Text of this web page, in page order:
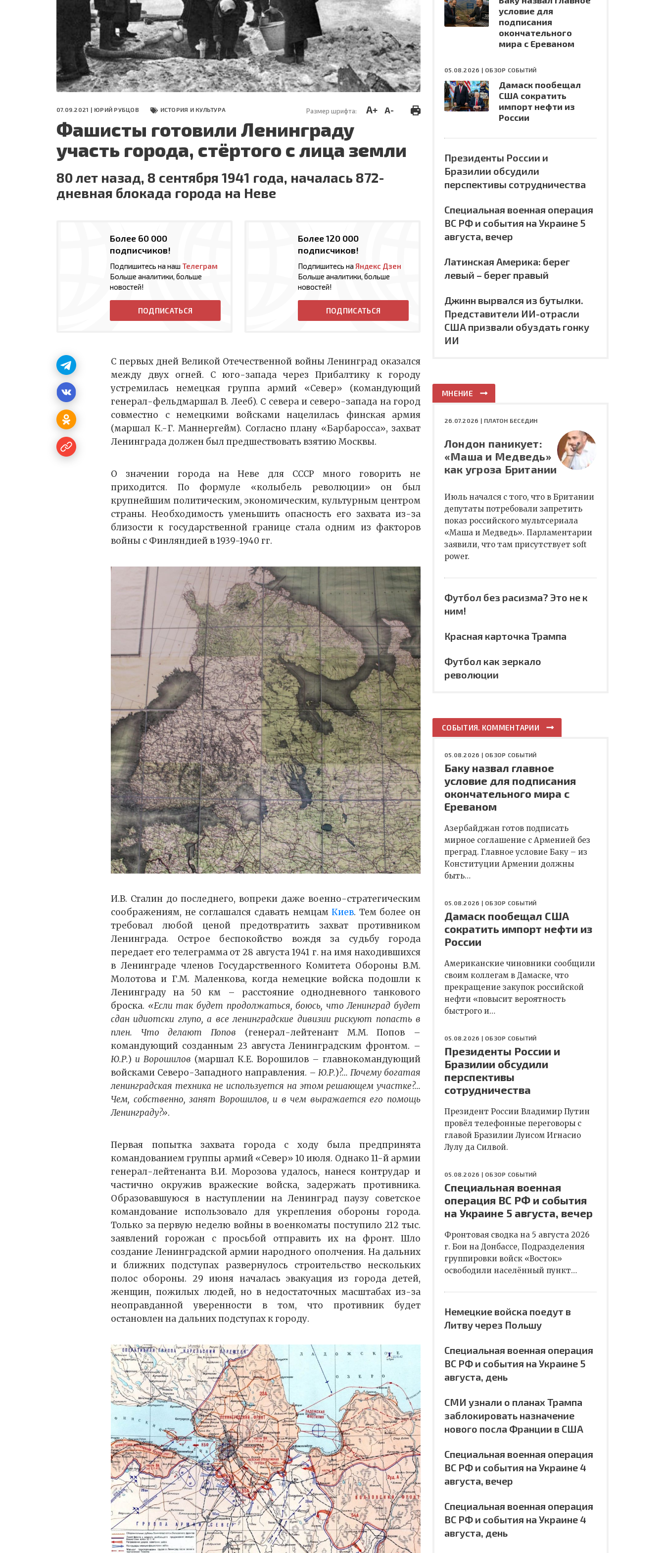
СЕГОДНЯ
ПОЛЯ БИТВЫ 2024
07.09.2021 | ЮРИЙ РУБЦОВ ИСТОРИЯ И КУЛЬТУРА Размер шрифта: A+ A-
Фашисты готовили Ленинграду
участь города, стёртого с лица земли
80 лет назад, 8 сентября 1941 года, началась 872-
дневная блокада города на Неве
Более 60 000
подписчиков!
Подпишитесь на наш Телеграм
Больше аналитики, больше
новостей!
ПОДПИСАТЬСЯ
Более 120 000
подписчиков!
Подпишитесь на Яндекс Дзен
Больше аналитики, больше
новостей!
ПОДПИСАТЬСЯ
С первых дней Великой Отечественной войны Ленинград оказался
между двух огней. С юго-запада через Прибалтику к городу
устремилась немецкая группа армий «Север» (командующий
генерал-фельдмаршал В. Лееб). С севера и северо-запада на город
совместно с немецкими войсками нацелилась финская армия
(маршал К.-Г. Маннергейм). Согласно плану «Барбаросса», захват
Ленинграда должен был предшествовать взятию Москвы.
О значении города на Неве для СССР много говорить не
приходится. По формуле «колыбель революции» он был
крупнейшим политическим, экономическим, культурным центром
страны. Необходимость уменьшить опасность его захвата из-за
близости к государственной границе стала одним из факторов
войны с Финляндией в 1939-1940 гг.
И.В. Сталин до последнего, вопреки даже военно-стратегическим
соображениям, не соглашался сдавать немцам Киев. Тем более он
требовал любой ценой предотвратить захват противником
Ленинграда. Острое беспокойство вождя за судьбу города
передает его телеграмма от 28 августа 1941 г. на имя находившихся
в Ленинграде членов Государственного Комитета Обороны В.М.
Молотова и Г.М. Маленкова, когда немецкие войска подошли к
Ленинграду на 50 км – расстояние однодневного танкового
броска. «Если так будет продолжаться, боюсь, что Ленинград будет
сдан идиотски глупо, а все ленинградские дивизии рискуют попасть в
плен. Что делают Попов (генерал-лейтенант М.М. Попов –
командующий созданным 23 августа Ленинградским фронтом. –
Ю.Р.) и Ворошилов (маршал К.Е. Ворошилов – главнокомандующий
войсками Северо-Западного направления. –Ю.Р.)?... Почему богатая
ленинградская техника не используется на этом решающем участке?...
Чем, собственно, занят Ворошилов, и в чем выражается его помощь
Ленинграду?».
Первая попытка захвата города с ходу была предпринята
командованием группы армий «Север» 10 июля. Однако 11-й армии
генерал-лейтенанта В.И. Морозова удалось, нанеся контрудар и
частично окружив вражеские войска, задержать противника.
Образовавшуюся в наступлении на Ленинград паузу советское
командование использовало для укрепления обороны города.
Только за первую неделю войны в военкоматы поступило 212 тыс.
заявлений горожан с просьбой отправить их на фронт. Шло
создание Ленинградской армии народного ополчения. На дальних
и ближних подступах развернулось строительство нескольких
полос обороны. 29 июня началась эвакуация из города детей,
женщин, пожилых людей, но в недостаточных масштабах из-за
неоправданной уверенности в том, что противник будет
остановлен на дальних подступах к городу.
условие для
подписания
окончательного
мира с Ереваном
05.08.2026 | ОБЗОР СОБЫТИЙ
Дамаск пообещал
США сократить
импорт нефти из
России
Президенты России и
Бразилии обсудили
перспективы сотрудничества
Специальная военная операция
ВС РФ и события на Украине 5
августа, вечер
Латинская Америка: берег
левый – берег правый
Джинн вырвался из бутылки.
Представители ИИ-отрасли
США призвали обуздать гонку
ИИ
МНЕНИЕ
26.07.2026 | ПЛАТОН БЕСЕДИН
Лондон паникует:
«Маша и Медведь»
как угроза Британии
Июль начался с того, что в Британии
депутаты потребовали запретить
показ российского мультсериала
«Маша и Медведь». Парламентарии
заявили, что там присутствует soft
power.
Футбол без расизма? Это не к
ним!
Красная карточка Трампа
Футбол как зеркало
революции
СОБЫТИЯ. КОММЕНТАРИИ
05.08.2026 | ОБЗОР СОБЫТИЙ
Баку назвал главное
условие для подписания
окончательного мира с
Ереваном
Азербайджан готов подписать
мирное соглашение с Арменией без
преград. Главное условие Баку – из
Конституции Армении должны
быть…
05.08.2026 | ОБЗОР СОБЫТИЙ
Дамаск пообещал США
сократить импорт нефти из
России
Американские чиновники сообщили
своим коллегам в Дамаске, что
прекращение закупок российской
нефти «повысит вероятность
быстрого и…
05.08.2026 | ОБЗОР СОБЫТИЙ
Президенты России и
Бразилии обсудили
перспективы
сотрудничества
Президент России Владимир Путин
провёл телефонные переговоры с
главой Бразилии Луисом Игнасио
Лулу да Силвой.
05.08.2026 | ОБЗОР СОБЫТИЙ
Специальная военная
операция ВС РФ и события
на Украине 5 августа, вечер
Фронтовая сводка на 5 августа 2026
г. Бои на Донбассе, Подразделения
группировки войск «Восток»
освободили населённый пункт…
Немецкие войска поедут в
Литву через Польшу
Специальная военная операция
ВС РФ и события на Украине 5
августа, день
СМИ узнали о планах Трампа
заблокировать назначение
нового посла Франции в США
Специальная военная операция
ВС РФ и события на Украине 4
августа, вечер
Специальная военная операция
ВС РФ и события на Украине 4
августа, день